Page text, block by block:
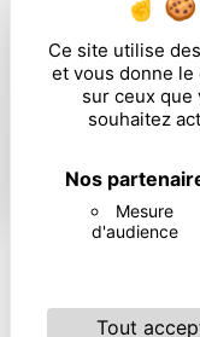
Ce site utilise
et vous donne le
sur ceux que
souhaitez
Nos
Mesure
d'audience
Tout
** Les données
vous contacter et sont
destinées à et ses
message. Les données
destinataires suivants: .
rectification,
retrait de votre
réclamation auprès
sort de vos données
voie postale à l'adresse
justificatif d'identité
données pendant la
prescription légale aux
Consultez le site cnil.fr